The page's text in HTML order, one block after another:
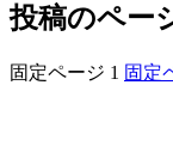
投稿のペー
固定ページ 1 固定